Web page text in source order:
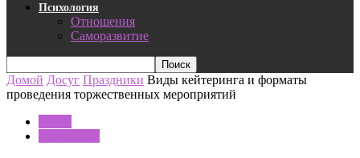
Психология
Отношения
Саморазвитие
Домой Досуг Праздники Виды кейтеринга и форматы
проведения торжественных мероприятий